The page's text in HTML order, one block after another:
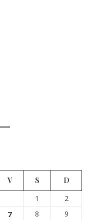
V S
D
1
2
7 8
9